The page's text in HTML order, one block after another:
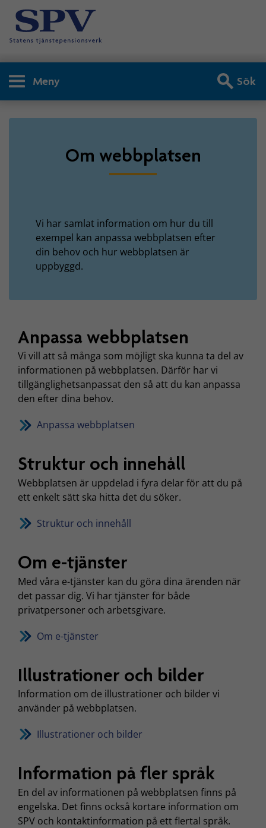
Meny Sök
Om webbplatsen
Vi har samlat information om hur du till
exempel kan anpassa webbplatsen efter
din behov och hur webbplatsen är
uppbyggd.
Anpassa webbplatsen
Vi vill att så många som möjligt ska kunna ta del av
informationen på webbplatsen. Därför har vi
tillgänglighetsanpassat den så att du kan anpassa
den efter dina behov.
Anpassa webbplatsen
Struktur och innehåll
Webbplatsen är uppdelad i fyra delar för att du på
ett enkelt sätt ska hitta det du söker.
Struktur och innehåll
Om e-tjänster
Med våra e-tjänster kan du göra dina ärenden när
det passar dig. Vi har tjänster för både
privatpersoner och arbetsgivare.
Om e-tjänster
Illustrationer och bilder
Information om de illustrationer och bilder vi
använder på webbplatsen.
Illustrationer och bilder
Information på fler språk
En del av informationen på webbplatsen finns på
engelska. Det finns också kortare information om
SPV och kontaktinformation på ett flertal språk.